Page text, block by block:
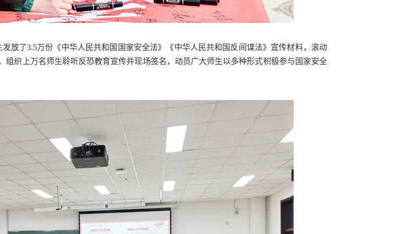
放了3.5万份《中华人民共和国国家安全法》《中华人民共和国反间谍法》宣传材料，滚动
组织上万名师生聆听反恐教育宣传并现场签名，动员广大师生以多种形式积极参与国家安全